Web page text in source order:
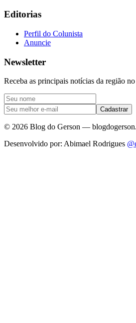
Editorias
Perfil do Colunista
Anuncie
Newsletter
Receba as principais notícias da região
Cadastrar
© 2026 Blog do Gerson —
Desenvolvido por: Abimael Rodrigues